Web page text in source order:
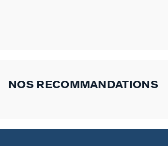
NOS RECOMMANDATIONS